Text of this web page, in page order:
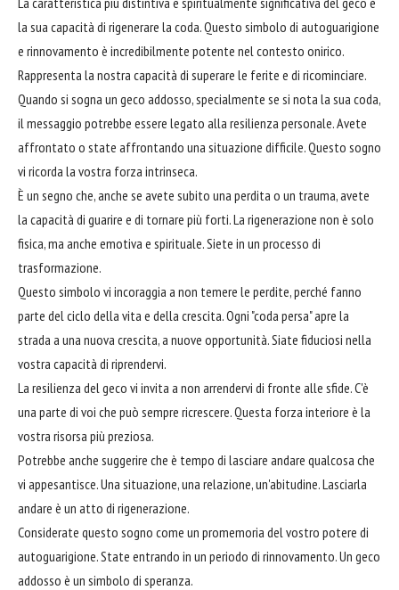
la sua capacità di rigenerare la coda. Questo simbolo di autoguarigione
e rinnovamento è incredibilmente potente nel contesto onirico.
Rappresenta la nostra capacità di superare le ferite e di ricominciare.
Quando si sogna un geco addosso, specialmente se si nota la sua coda,
il messaggio potrebbe essere legato alla resilienza personale. Avete
affrontato o state affrontando una situazione difficile. Questo sogno
vi ricorda la vostra forza intrinseca.
È un segno che, anche se avete subito una perdita o un trauma, avete
la capacità di guarire e di tornare più forti. La rigenerazione non è solo
fisica, ma anche emotiva e spirituale. Siete in un processo di
trasformazione.
Questo simbolo vi incoraggia a non temere le perdite, perché fanno
parte del ciclo della vita e della crescita. Ogni "coda persa" apre la
strada a una nuova crescita, a nuove opportunità. Siate fiduciosi nella
vostra capacità di riprendervi.
La resilienza del geco vi invita a non arrendervi di fronte alle sfide. C'è
una parte di voi che può sempre ricrescere. Questa forza interiore è la
vostra risorsa più preziosa.
Potrebbe anche suggerire che è tempo di lasciare andare qualcosa che
vi appesantisce. Una situazione, una relazione, un'abitudine. Lasciarla
andare è un atto di rigenerazione.
Considerate questo sogno come un promemoria del vostro potere di
autoguarigione. State entrando in un periodo di rinnovamento. Un geco
addosso è un simbolo di speranza.